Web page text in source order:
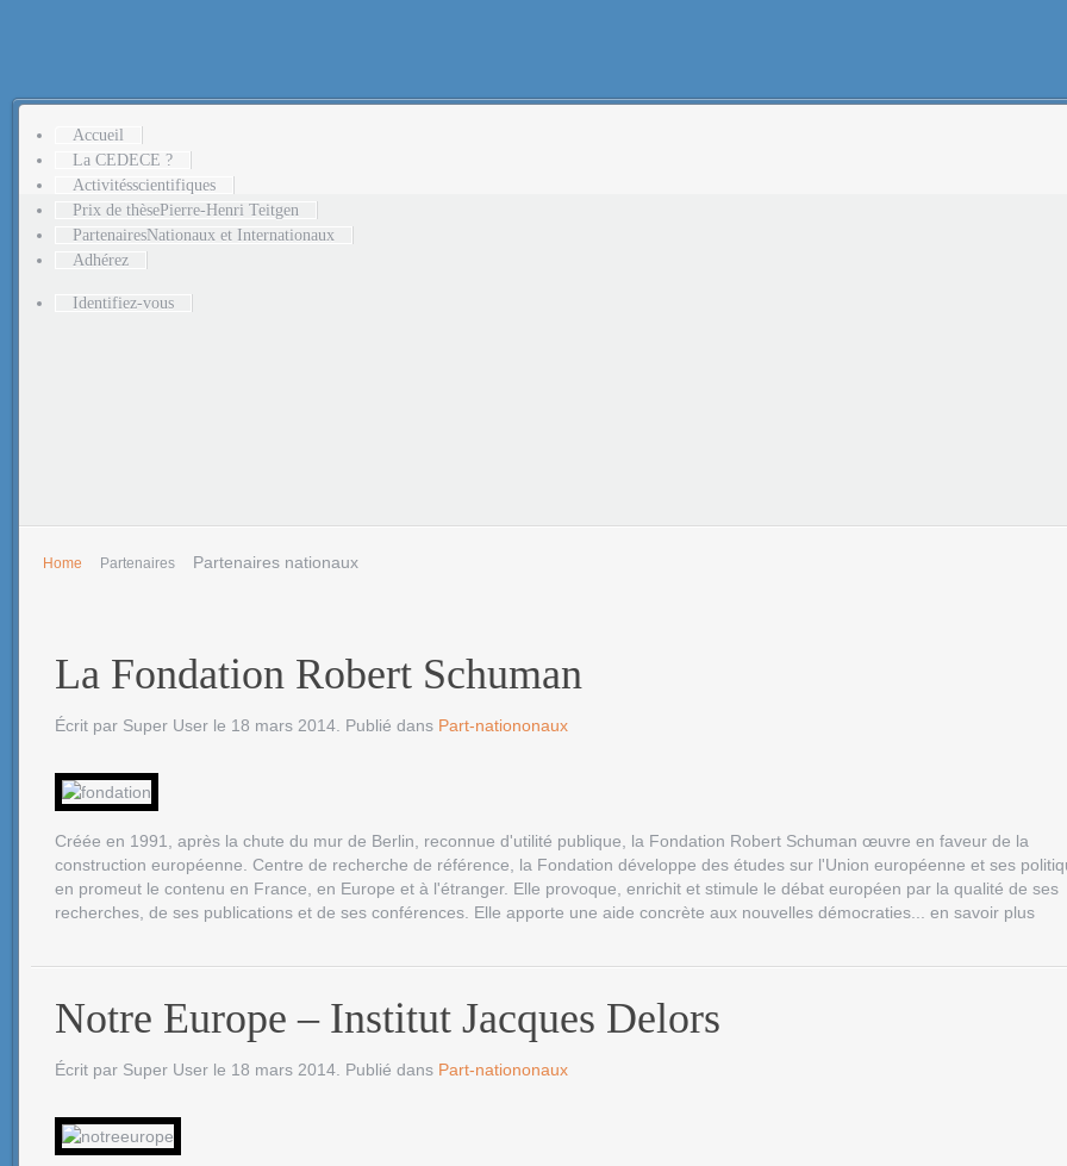
Accueil
La CEDECE ?
Activitésscientifiques
Prix de thèsePierre-Henri Teitgen
PartenairesNationaux et Internationaux
Adhérez
Identifiez-vous
Home Partenaires Partenaires nationaux
La Fondation Robert Schuman
Écrit par Super User le 18 mars 2014 . Publié dans Part-nationonaux
Créée en 1991, après la chute du mur de Berlin, reconnue d'utilité publique, la Fondation Robert Schuman œuvre en faveur de la
construction européenne. Centre de recherche de référence, la Fondation développe des études sur l'Union européenne et ses
en promeut le contenu en France, en Europe et à l'étranger. Elle provoque, enrichit et stimule le débat européen par la qualité de ses
recherches, de ses publications et de ses conférences. Elle apporte une aide concrète aux nouvelles démocraties... en savoir plus
Notre Europe – Institut Jacques Delors
Écrit par Super User le 18 mars 2014 . Publié dans Part-nationonaux